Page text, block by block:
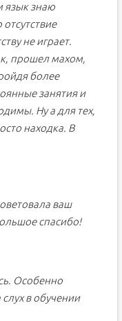
язык знаю
не играет.
прошел махом,
более
занятия и
Ну а для тех,
находка. В
ваш
спасибо!
Особенно
в обучении